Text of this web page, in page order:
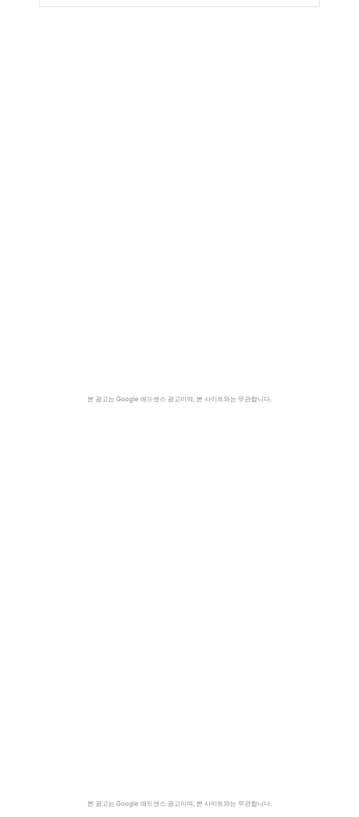
본 광고는 Google 애드센스 광고이며, 본 사이트와는 무관합니다.
본 광고는 Google 애드센스 광고이며, 본 사이트와는 무관합니다.